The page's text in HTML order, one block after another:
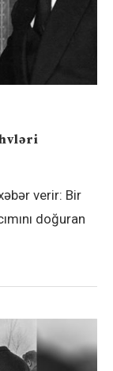
verir: Bir
doğuran